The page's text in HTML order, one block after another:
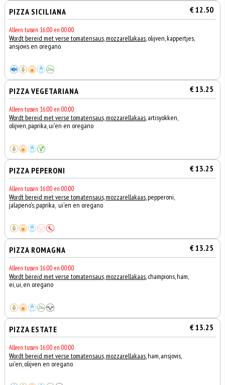
PIZZA SICILIANA € 12.50
Alleen tussen 16:00 en 00:00
Wordt bereid met verse tomatensaus, mozzarellakaas, olijven, kappertjes,
ansjovis en oregano
PIZZA VEGETARIANA € 13.25
Alleen tussen 16:00 en 00:00
Wordt bereid met verse tomatensaus, mozzarellakaas, artisyokken,
olijven, paprika, ui'en en oregano
PIZZA PEPERONI € 13.25
Alleen tussen 16:00 en 00:00
Wordt bereid met verse tomatensaus, mozzarellakaas, pepperoni,
jalapeno's, paprika, ui'en en oregano
PIZZA ROMAGNA € 13.25
Alleen tussen 16:00 en 00:00
Wordt bereid met verse tomatensaus, mozzarellakaas, champions, ham,
ei, ui, en oregano
PIZZA ESTATE € 13.25
Alleen tussen 16:00 en 00:00
Wordt bereid met verse tomatensaus, mozzarellakaas, ham, ansjovis,
ui'en, olijven en oregano